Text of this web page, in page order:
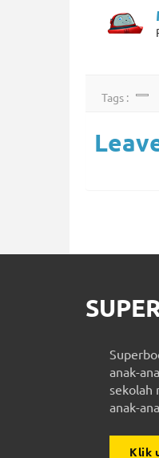
Tags :
anak-
sekolah
anak-
Klik